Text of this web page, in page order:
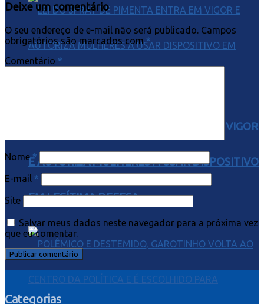
LEI DO SPRAY DE PIMENTA ENTRA EM VIGOR
E AUTORIZA MULHERES A USAR DISPOSITIVO
EM LEGÍTIMA DEFESA
Deixe um comentário
O seu endereço de e-mail não será publicado. Campos
obrigatórios são marcados com*
Comentário *
Nome*
E-mail *
Site
Salvar meus dados neste navegador para a próxima vez
que eu comentar.
Categorias